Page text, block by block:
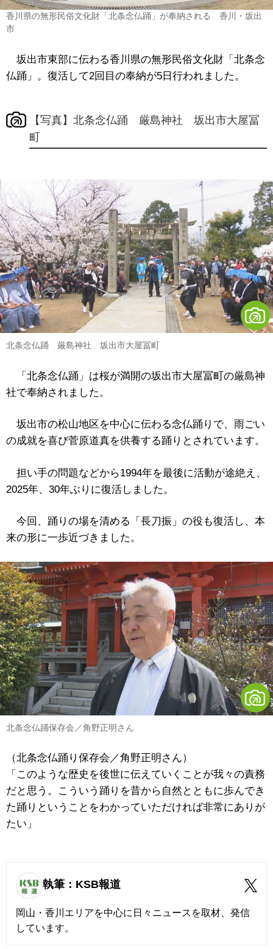
香川県の無形民俗文化財「北条念仏踊」が奉納される 香川・坂出
市
坂出市東部に伝わる香川県の無形民俗文化財「北条念
仏踊」。復活して2回目の奉納が5日行われました。
【写真】北条念仏踊 厳島神社 坂出市大屋冨
町
北条念仏踊 厳島神社 坂出市大屋冨町
「北条念仏踊」は桜が満開の坂出市大屋冨町の厳島神
社で奉納されました。
坂出市の松山地区を中心に伝わる念仏踊りで、雨ごい
の成就を喜び菅原道真を供養する踊りとされています。
担い手の問題などから1994年を最後に活動が途絶え、
2025年、30年ぶりに復活しました。
今回、踊りの場を清める「長刀振」の役も復活し、本
来の形に一歩近づきました。
北条念仏踊保存会／角野正明さん
（北条念仏踊り保存会／角野正明さん）
「このような歴史を後世に伝えていくことが我々の責務
だと思う。こういう踊りを昔から自然とともに歩んでき
た踊りということをわかっていただければ非常にありが
たい」
執筆：KSB報道
岡山・香川エリアを中心に日々ニュースを取材、発信
しています。